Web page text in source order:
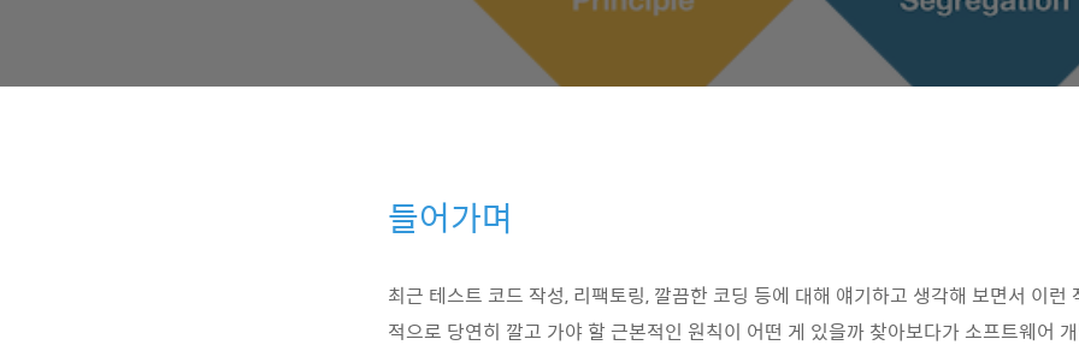
들어가며
최근 테스트 코드 작성, 리팩토링, 깔끔한 코딩 등에 대해 얘기하고 생각해 보면서 이런
적으로 당연히 깔고 가야 할 근본적인 원칙이 어떤 게 있을까 찾아보다가 소프트웨어